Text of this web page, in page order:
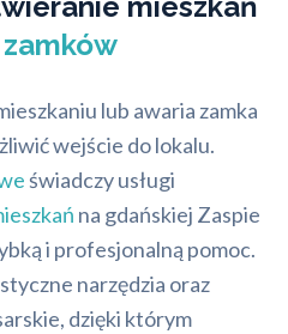
lub awaria zamka
wejście do lokalu.
świadczy usługi
na gdańskiej Zaspie
i profesjonalną pomoc.
narzędzia oraz
dzięki którym